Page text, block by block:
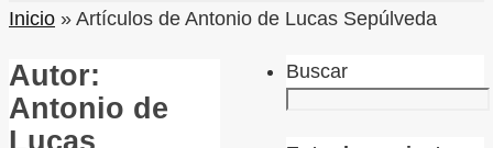
Inicio » Artículos de Antonio de Lucas Sepúlveda
Autor:
Antonio de
Buscar